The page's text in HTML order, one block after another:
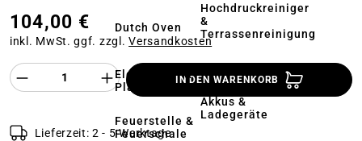
Dutch Oven
Elektrogrill &
Plancha
Feuerstelle &
Feuerschale
Hochdruckreiniger
&
Terrassenreinigung
Akkus &
Ladegeräte
104,00 €
inkl. MwSt. ggf. zzgl.Versandkosten
Produkt Anzahl des Produktes
IN DEN WARENKORB
Lieferzeit: 2 - 5 Werktage